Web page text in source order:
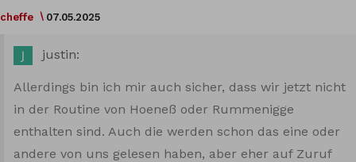
cheffe 07.05.2025
justin:
Allerdings bin ich mir auch sicher, dass wir jetzt nicht
in der Routine von Hoeneß oder Rummenigge
enthalten sind. Auch die werden schon das eine oder
andere von uns gelesen haben, aber eher auf Zuruf